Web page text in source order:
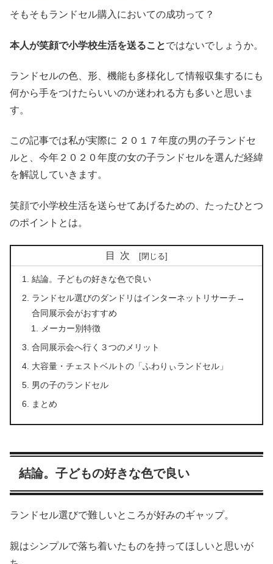
そもそもランドセル購入においての成功って？
本人が笑顔で小学校生活を送ることではないでしょうか。
ランドセルの色、形、機能も多様化して情報収集するにも
何から手をつけたらいいのか迷われる方も多いと思いま
す。
この記事では私が実際に ２０１７年度の男の子ランドセ
ルと、今年２０２０年度の女の子ランドセルを選んだ経緯
を解説していきます。
笑顔で小学校生活を送らせてあげるための、たったひとつ
のポイントとは。
目次
結論。子どもの好きな色で良い
ランドセル選びのダンドリはインターネットリサーチ→
合同展示会がおすすめ
メーカー別特徴
合同展示会へ行く３つのメリット
大容量・チェストベルトの「ふわりぃランドセル」
男の子のランドセル
まとめ
結論。子どもの好きな色で良い
ランドセル選びで難しいところが好みのギャップ。
親はシンプルで落ち着いたものを持ってほしいと思いが